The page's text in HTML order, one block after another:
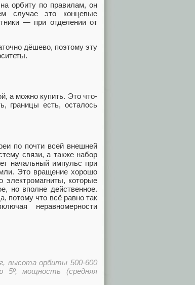
орбиту по правилам, он
случае это концевые
— при отделении от
дёшево, поэтому эту
а можно купить. Это что-
границы есть, осталось
по почти всей внешней
связи, а также набор
начальный импульс при
Это вращение хорошо
электромагниты, которые
но вполне действенное.
потому что всё равно так
неравномерности
высота орбиты 500-600
5º, мощность (средняя